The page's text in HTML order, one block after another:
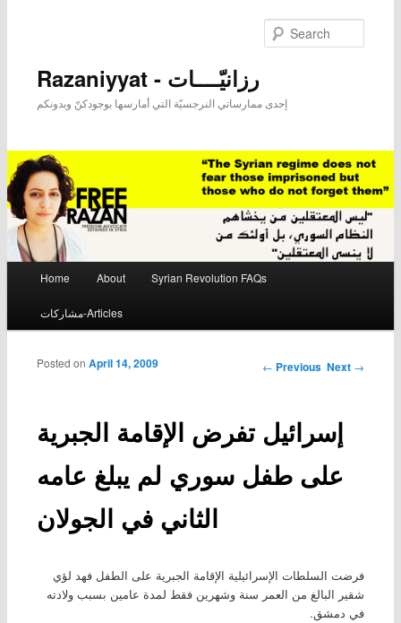
Razaniyyat - رزانيّــــات
إحدى ممارساتي النرجسيّة التي أمارسها بوجودكنّ وبدونكم
Skip to primary content
Skip to secondary content
Home About Syrian Revolution FAQs
مشاركات-Articles
Post navigation
← Previous Next →
إسرائيل تفرض الإقامة الجبرية
على طفل سوري لم يبلغ عامه
الثاني في الجولان
Posted on April 14, 2009
فرضت السلطات الإسرائيلية الإقامة الجبرية على الطفل فهد لؤي
شقير البالغ من العمر سنة وشهرين فقط لمدة عامين بسبب ولادته
في دمشق.